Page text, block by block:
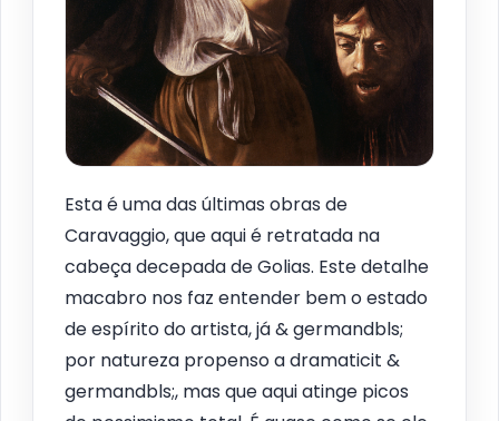
Esta é uma das últimas obras de
Caravaggio, que aqui é retratada na
cabeça decepada de Golias. Este detalhe
macabro nos faz entender bem o estado
de espírito do artista, já & germandbls;
por natureza propenso a dramaticit &
germandbls;, mas que aqui atinge picos